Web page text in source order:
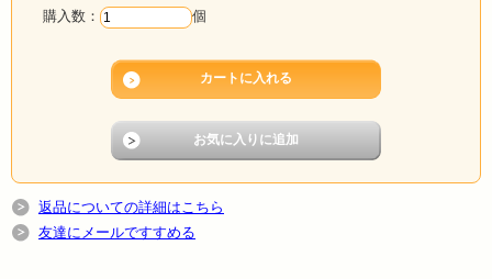
購入数： 個
返品についての詳細はこちら
友達にメールですすめる